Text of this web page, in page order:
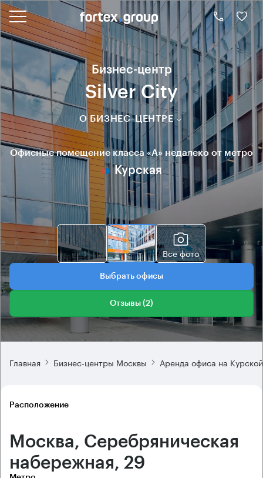
Бизнес-центр
Silver City
О БИЗНЕС-ЦЕНТРЕ
Офисные помещение класса «А» недалеко от метро
Курская
Все фото
Выбрать офисы
Отзывы (2)
Главная Бизнес-центры Москвы Аренда офиса на Курской
Расположение
Москва, Серебряническая
набережная, 29